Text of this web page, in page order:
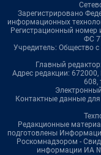
Зарегистрировано
информационных
Регистрационный
ФС
Учредитель: Общество
Главный
Адрес редакции:
608,
Контактные данные
Редакционные
подготовлены
Роскомнадзором -
информации ИА